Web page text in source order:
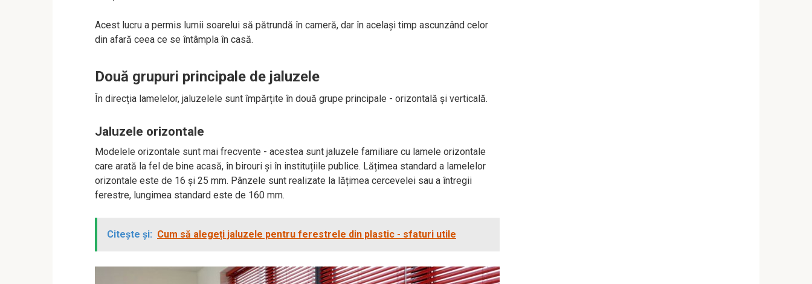
Acest lucru a permis lumii soarelui să pătrundă în cameră, dar în același timp ascunzând celor
din afară ceea ce se întâmpla în casă.
Două grupuri principale de jaluzele
În direcția lamelelor, jaluzelele sunt împărțite în două grupe principale - orizontală și verticală.
Jaluzele orizontale
Modelele orizontale sunt mai frecvente - acestea sunt jaluzele familiare cu lamele orizontale
care arată la fel de bine acasă, în birouri și în instituțiile publice. Lățimea standard a lamelelor
orizontale este de 16 și 25 mm. Pânzele sunt realizate la lățimea cercevelei sau a întregii
ferestre, lungimea standard este de 160 mm.
Citește și: Cum să alegeți jaluzele pentru ferestrele din plastic - sfaturi utile